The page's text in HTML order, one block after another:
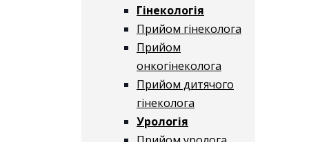
Гінекологія
Прийом гінеколога
Прийом
онкогінеколога
Прийом дитячого
гінеколога
Урологія